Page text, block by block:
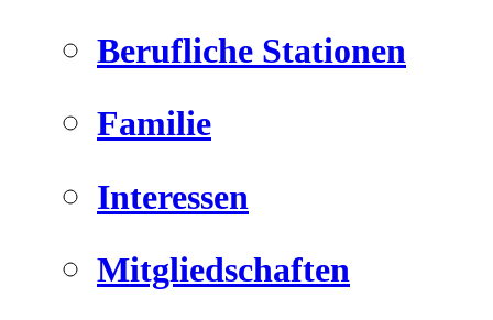
Berufliche Stationen
Familie
Interessen
Mitgliedschaften